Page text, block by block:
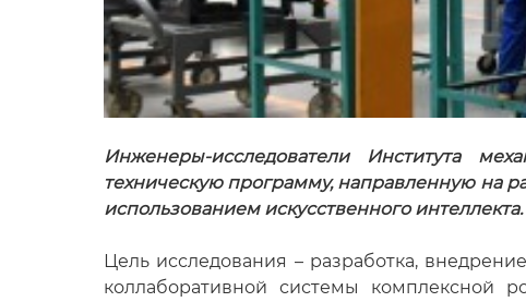
Инженеры-исследователи Института
техническую программу, направленную на
использованием искусственного интеллекта.
Цель исследования – разработка,
коллаборативной системы комплексной